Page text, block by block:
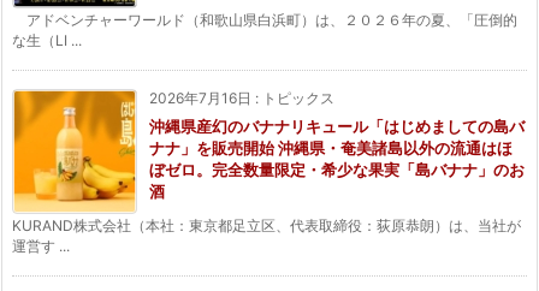
アドベンチャーワールド（和歌山県白浜町）は、２０２６年の夏、「圧倒的
な生（LI ...
2026年7月16日 : トピックス
沖縄県産幻のバナナリキュール「はじめましての島バ
ナナ」を販売開始 沖縄県・奄美諸島以外の流通はほ
ぼゼロ。完全数量限定・希少な果実「島バナナ」のお
酒
KURAND株式会社（本社：東京都足立区、代表取締役：荻原恭朗）は、当社が
運営す ...